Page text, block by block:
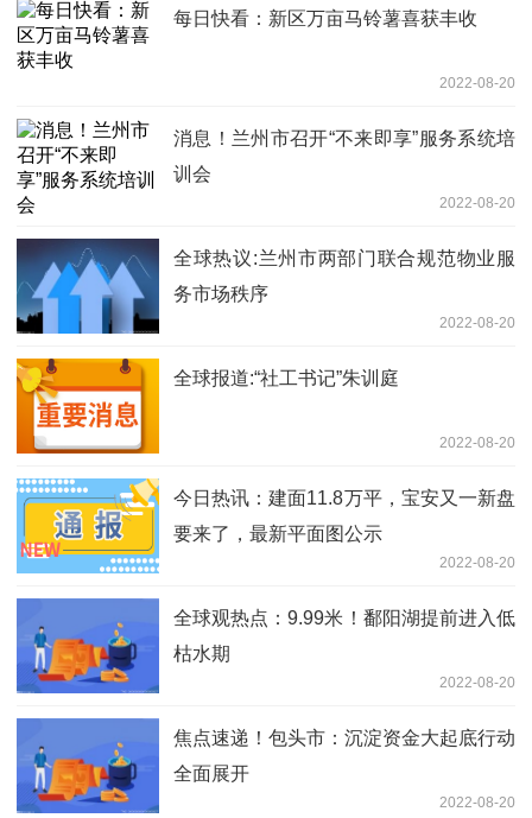
每日快看：新区万亩马铃薯喜获丰收
2022-08-20
消息！兰州市召开“不来即享”服务系统培
训会
2022-08-20
全球热议:兰州市两部门联合规范物业服
务市场秩序
2022-08-20
全球报道:“社工书记”朱训庭
2022-08-20
今日热讯：建面11.8万平，宝安又一新盘
要来了，最新平面图公示
2022-08-20
全球观热点：9.99米！鄱阳湖提前进入低
枯水期
2022-08-20
焦点速递！包头市：沉淀资金大起底行动
全面展开
2022-08-20